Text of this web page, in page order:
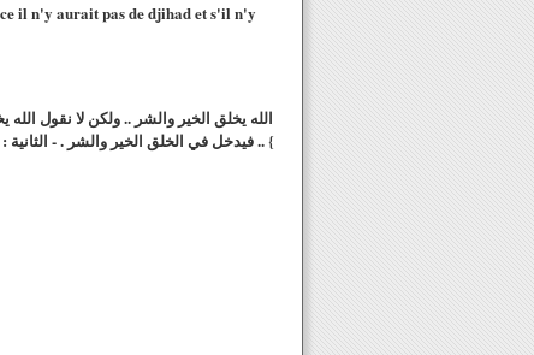
il n'y aurait pas de djihad et s'il n'y
الله يخلق الخير والشر .. ولكن لا نقول
} .. فيدخل في الخلق الخير والشر . -